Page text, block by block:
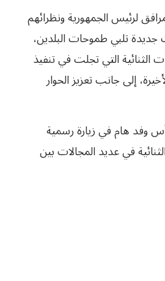
لرئيس الجمهورية ونظرائهم
تلبي طموحات البلدين،
الثنائية التي تجلت في تنفيذ
إلى جانب تعزيز الحوار
وفد هام في زيارة رسمية
في عديد المجالات بين